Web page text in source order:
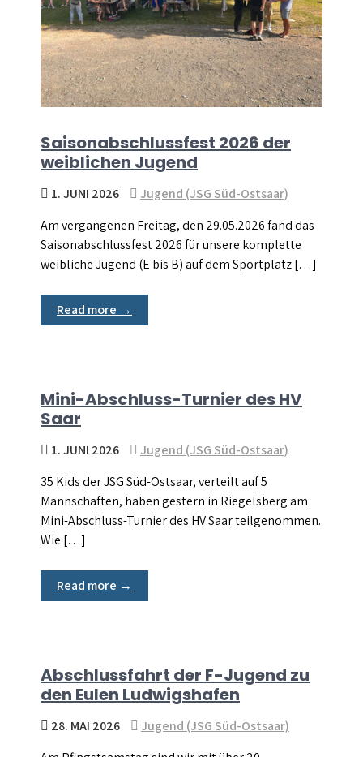
Saisonabschlussfest 2026 der
weiblichen Jugend
1. JUNI 2026
Jugend (JSG Süd-Ostsaar)
Am vergangenen Freitag, den 29.05.2026 fand das
Saisonabschlussfest 2026 für unsere komplette
weibliche Jugend (E bis B) auf dem Sportplatz […]
Read more →
Mini-Abschluss-Turnier des HV
Saar
1. JUNI 2026
Jugend (JSG Süd-Ostsaar)
35 Kids der JSG Süd-Ostsaar, verteilt auf 5
Mannschaften, haben gestern in Riegelsberg am
Mini-Abschluss-Turnier des HV Saar teilgenommen.
Wie […]
Read more →
Abschlussfahrt der F-Jugend zu
den Eulen Ludwigshafen
28. MAI 2026
Jugend (JSG Süd-Ostsaar)